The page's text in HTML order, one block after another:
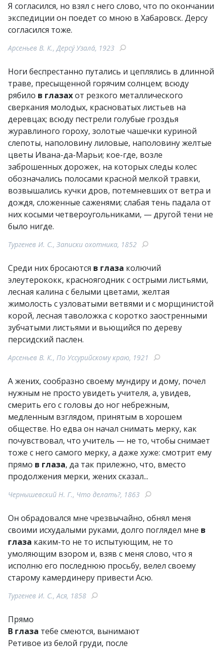
Я согласился, но взял с него слово, что по окончании
экспедиции он поедет со мною в Хабаровск. Дерсу
согласился тоже.
Арсеньев В. К., Дерсу́ Узала́, 1923
Ноги беспрестанно путались и цеплялись в длинной
траве, пресыщенной горячим солнцем; всюду
рябило в глазахот резкого металлического
сверкания молодых, красноватых листьев на
деревцах; всюду пестрели голубые гроздья
журавлиного гороху, золотые чашечки куриной
слепоты, наполовину лиловые, наполовину желтые
цветы Ивана-да-Марьи; кое-где, возле
заброшенных дорожек, на которых следы колес
обозначались полосами красной мелкой травки,
возвышались кучки дров, потемневших от ветра и
дождя, сложенные саженями; слабая тень падала от
них косыми четвероугольниками, — другой тени не
было нигде.
Тургенев И. С., Записки охотника, 1852
Среди них бросаются в глаза колючий
элеутерококк, красноягодник с острыми листьями,
лесная калина с белыми цветами, желтая
жимолость с узловатыми ветвями и с морщинистой
корой, лесная таволожка с коротко заостренными
зубчатыми листьями и вьющийся по дереву
персидский паслен.
Арсеньев В. К., По Уссурийскому краю, 1921
А жених, сообразно своему мундиру и дому, почел
нужным не просто увидеть учителя, а, увидев,
смерить его с головы до ног небрежным,
медленным взглядом, принятым в хорошем
обществе. Но едва он начал снимать мерку, как
почувствовал, что учитель — не то, чтобы снимает
тоже с него самого мерку, а даже хуже: смотрит ему
прямо в глаза, да так прилежно, что, вместо
продолжения мерки, жених сказал...
Чернышевский Н. Г., Что делать?, 1863
Он обрадовался мне чрезвычайно, обнял меня
своими исхудалыми руками, долго поглядел мне в
глаза каким-то не то испытующим, не то
умоляющим взором и, взяв с меня слово, что я
исполню его последнюю просьбу, велел своему
старому камердинеру привести Асю.
Тургенев И. С., Ася, 1858
Прямо
В глаза тебе смеются, вынимают
Ретивое из белой груди, после